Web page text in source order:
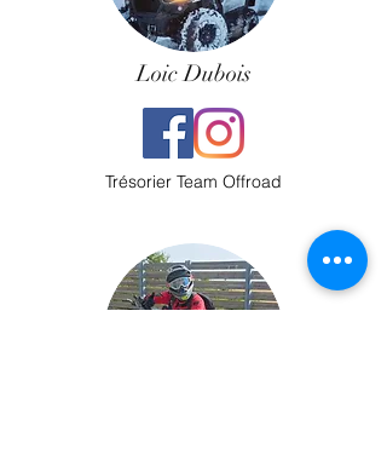
Loic Dubois
Trésorier Team Offroad